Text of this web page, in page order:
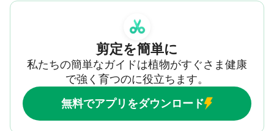
剪定を簡単に
私たちの簡単なガイドは植物がすぐさま健康
で強く育つのに役立ちます。
無料でアプリをダウンロード